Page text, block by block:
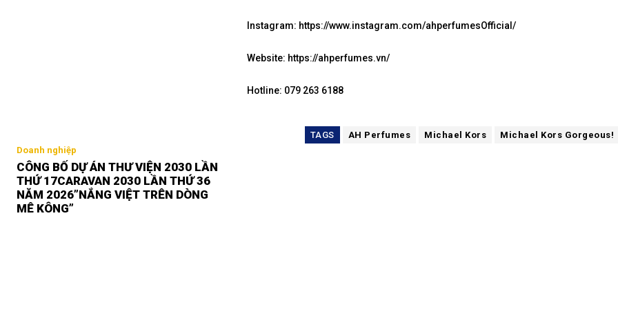
Doanh nghiệp
CÔNG BỐ DỰ ÁN THƯ VIỆN 2030 LẦN
THỨ 17CARAVAN 2030 LẦN THỨ 36
NĂM 2026”NẮNG VIỆT TRÊN DÒNG
MÊ KÔNG”
Instagram: https://www.instagram.com/ahperfumesOfficial/
Website: https://ahperfumes.vn/
Hotline: 079 263 6188
TAGS AH Perfumes Michael Kors Michael Kors Gorgeous!